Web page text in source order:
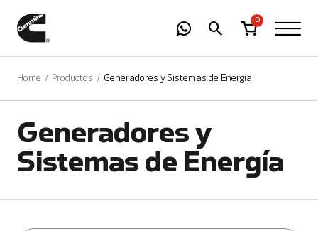
0
Home Productos Generadores y Sistemas de Energía
Generadores y
Sistemas de Energía